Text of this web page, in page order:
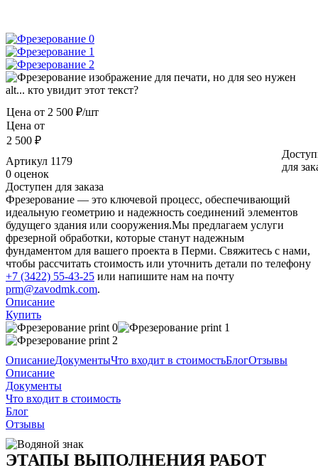
Цена от 2 500 ₽/шт
Цена от
2 500 ₽
для
Артикул 1179
0 оценок
Доступен для заказа
Фрезерование — это ключевой процесс, обеспечивающий
идеальную геометрию и надежность соединений элементов
будущего здания или сооружения.Мы предлагаем услуги
фрезерной обработки, которые станут надежным
фундаментом для вашего проекта в Перми. Свяжитесь с нами,
чтобы рассчитать стоимость или уточнить детали по телефону
+7 (3422) 55-43-25 или напишите нам на почту
prm@zavodmk.com.
Описание
Купить
ОписаниеДокументыЧто входит в стоимостьБлогОтзывы
Описание
Документы
Что входит в стоимость
Блог
Отзывы
ЭТАПЫ ВЫПОЛНЕНИЯ РАБОТ